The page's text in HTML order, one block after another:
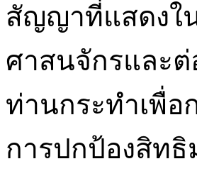
สัญญาที่แสดงใ
ศาสนจักรและ
ท่านกระทำเพื่อ
การปกป้องสิท